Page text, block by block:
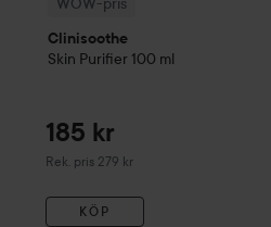
Clinisoothe
Skin Purifier 100 ml
185 kr
Rek. pris 279 kr
Rekommenderat pris 279 kr
KÖP